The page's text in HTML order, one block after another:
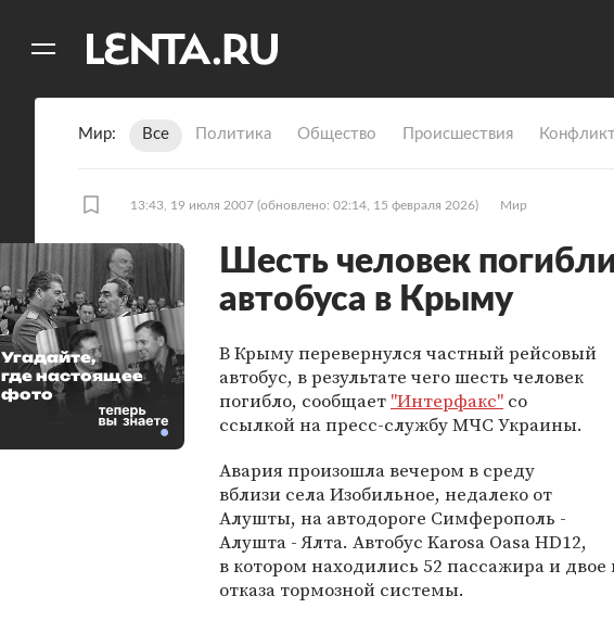
Мир Все Политика Общество Происшествия
13:43, 19 июля 2007 (обновлено: 02:14, 15 февраля 2026) Мир
Шесть человек
автобуса в Крыму
В Крыму перевернулся частный рейсовый
автобус, в результате чего шесть человек
погибло, сообщает "Интерфакс" со
ссылкой на пресс-службу МЧС Украины.
Авария произошла вечером в среду
вблизи села Изобильное, недалеко от
Алушты, на автодороге Симферополь -
Алушта - Ялта. Автобус Karosa Oasa HD12,
в котором находились 52 пассажира и двое
отказа тормозной системы.
Угадайте,
где настоящее
фото